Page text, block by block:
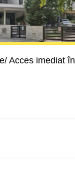
Acces imediat în